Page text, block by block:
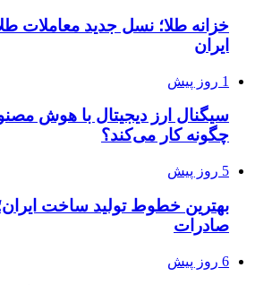
خزانه طلا؛ نسل جدید معاملات
ایران
1 روز پیش
سیگنال ارز دیجیتال با هوش
چگونه کار می‌کند؟
5 روز پیش
بهترین خطوط تولید ساخت
صادرات
6 روز پیش